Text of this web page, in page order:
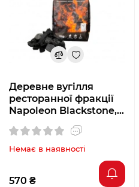
Деревне вугілля
ресторанної фракції
Napoleon Blackstone, 3
Немає в наявності
570 ₴